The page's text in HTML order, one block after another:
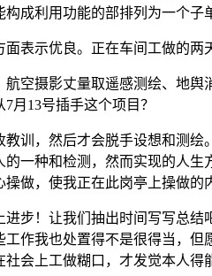
成利用功能的部排列为一个
示优良。正在车间工做的两
摄影丈量取遥感测绘、地舆
月13号插手这个项目？
，然后才会脱手设想和测绘
的一种和检测，然而实现的人
做，使我正在此岗亭上操做的
！让我们抽出时间写写总结
作我也处置得不是很得当，
社会上工做糊口，才发觉本人